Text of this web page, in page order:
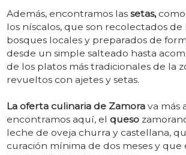
Además, encontramos las setas,como
los níscalos, que son recolectados
bosques locales y preparados de
desde un simple salteado hasta
de los platos más tradicionales de la
revueltos con ajetes y setas.
La oferta culinaria de Zamorava más
encontramos aquí, el queso
leche de oveja churra y castellana,
curación mínima de dos meses y que